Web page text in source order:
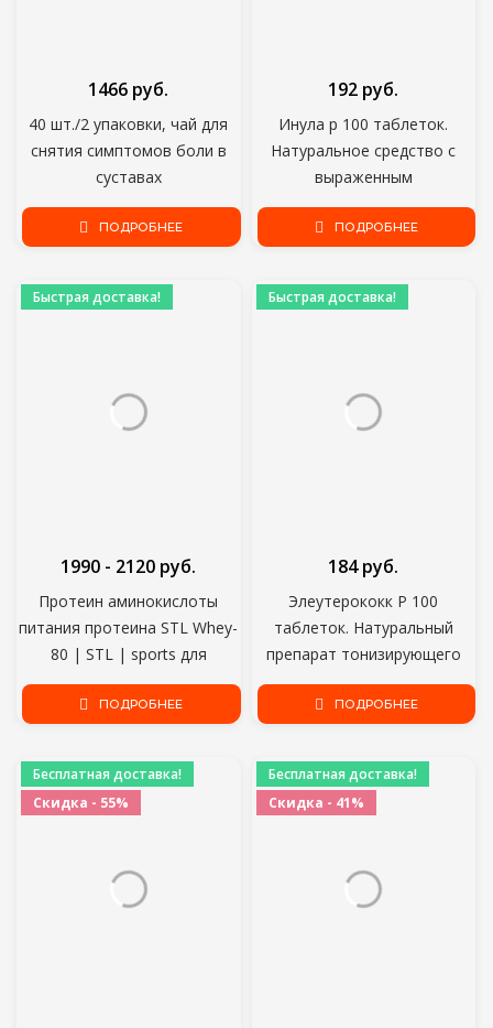
40 шт./2 упаковки, чай для
снятия симптомов боли в
суставах
1466 руб.
ПОДРОБНЕЕ
Инула р 100 таблеток.
Натуральное средство с
выраженным
антимикробным действием.
Облегчение боли,
потоотделение.
192 руб.
ПОДРОБНЕЕ
Быстрая доставка!
Протеин аминокислоты
питания протеина STL Whey-
80 | STL | sports для
уменьшения протеина whey
мышц
1990 - 2120 руб.
ПОДРОБНЕЕ
Быстрая доставка!
Элеутерококк Р 100
таблеток. Натуральный
препарат тонизирующего
действия. Эффективный
стимулятор иммунитета.
184 руб.
ПОДРОБНЕЕ
Бесплатная доставка!
Скидка - 55%
Бесплатная доставка!
Скидка - 41%